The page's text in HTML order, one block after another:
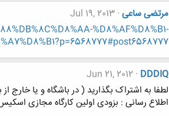
مرتضی ساعی Jul 19, 2013
%D8%AF%D8%B1-
DDDIQ
Jun 21, 2012
لطفا به اشتراک بگذارید ( در باشگاه و یا
اطلاع رسانی : بزودی اولین کارگاه مجازی